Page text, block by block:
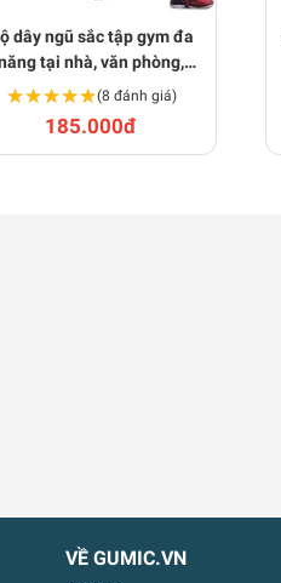
dây ngũ sắc tập gym đa
tại nhà, văn phòng,
phòng tập M105
★★★★★
★★★★★(8 đánh giá)
185.000đ
VỀ GUMIC.VN